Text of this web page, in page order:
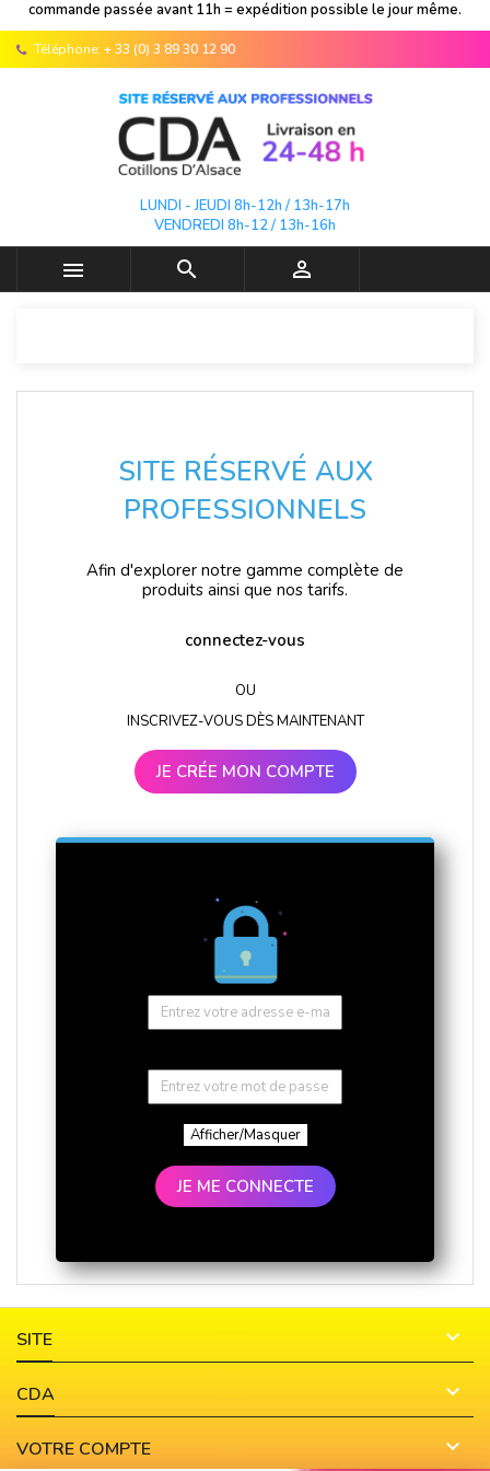
commande passée avant 11h = expédition possible le jour même.
Téléphone: + 33 (0) 3 89 30 12 90
LUNDI - JEUDI 8h-12h / 13h-17h
VENDREDI 8h-12 / 13h-16h
  
SITE RÉSERVÉ AUX
PROFESSIONNELS
Afin d'explorer notre gamme complète de
produits ainsi que nos tarifs.
connectez-vous
OU
INSCRIVEZ-VOUS DÈS MAINTENANT
JE CRÉE MON COMPTE
Afficher/Masquer
JE ME CONNECTE
SITE 
CDA 
VOTRE COMPTE 